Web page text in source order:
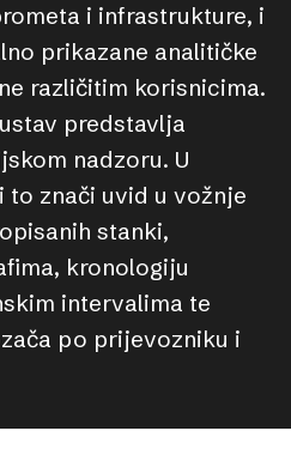
i infrastrukture, i
prikazane analitičke
različitim korisnicima.
predstavlja
nadzoru. U
znači uvid u vožnje
stanki,
kronologiju
intervalima te
po prijevozniku i